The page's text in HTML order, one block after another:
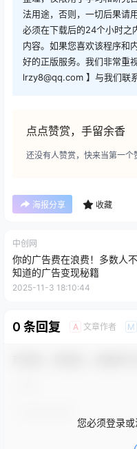
法用途，否则，一切后果请
必须在下载后的24个小时之
内容。如果您喜欢该程序和
好的正版服务。我们非常重
lrzy8@qq.com 】与我们联
点点赞赏，手留余香
还没有人赞赏，快来当第一个
海报分享 收藏
中创网
你的广告费在浪费！多数人不
知道的广告变现秘籍
2025-11-3 18:10:44
0 条回复 A 文章作者 M
您必须登录